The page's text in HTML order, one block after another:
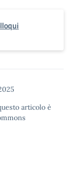
articolo è